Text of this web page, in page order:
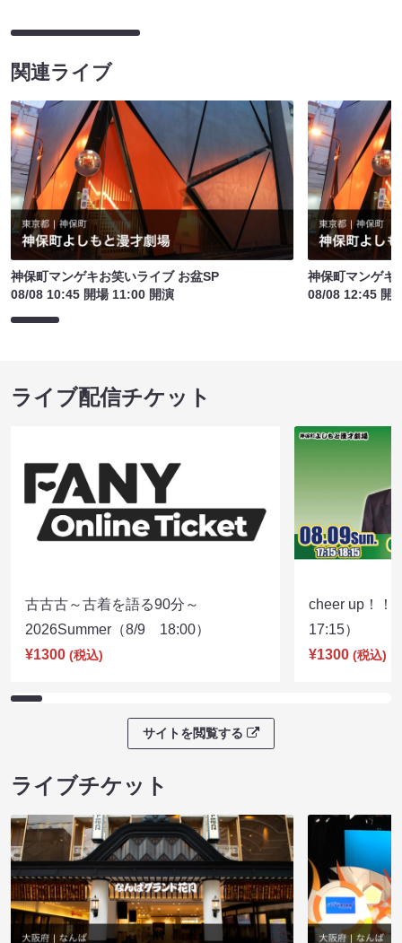
関連ライブ
神保町マンゲキお笑いライブ お盆SP
08/08 10:45 開場 11:00 開演
神保町マンゲキ
08/08 12:45 開
ライブ配信チケット
古古古～古着を語る90分～
2026Summer（8/9 18:00）
¥1300 (税込)
cheer up！
17:15）
¥1300 (税込)
サイトを閲覧する
ライブチケット